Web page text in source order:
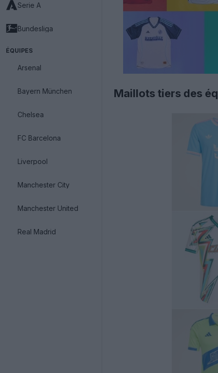
Serie A
Bundesliga
ÉQUIPES
Arsenal
Bayern München
Chelsea
FC Barcelona
Liverpool
Manchester City
Manchester United
Real Madrid
Maillots tiers des